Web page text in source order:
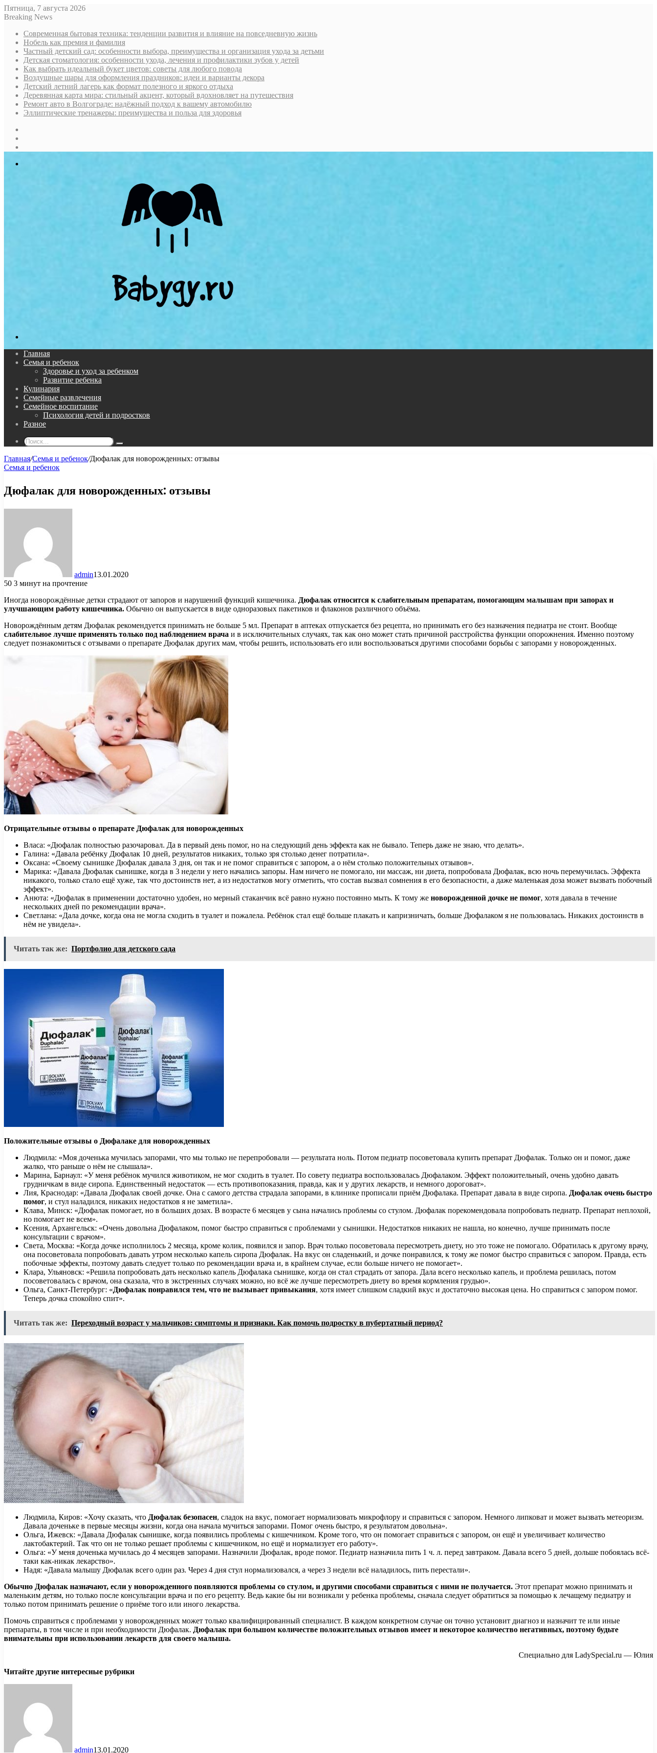
Пятница, 7 августа 2026
Breaking News
Современная бытовая техника: тенденции развития и влияние на повседневную жизнь
Нобель как премия и фамилия
Частный детский сад: особенности выбора, преимущества и организация ухода за детьми
Детская стоматология: особенности ухода, лечения и профилактики зубов у детей
Как выбрать идеальный букет цветов: советы для любого повода
Воздушные шары для оформления праздников: идеи и варианты декора
Детский летний лагерь как формат полезного и яркого отдыха
Деревянная карта мира: стильный акцент, который вдохновляет на путешествия
Ремонт авто в Волгограде: надёжный подход к вашему автомобилю
Эллиптические тренажеры: преимущества и польза для здоровья
Главная
Семья и ребенок
Здоровье и уход за ребенком
Развитие ребенка
Кулинария
Семейные развлечения
Семейное воспитание
Психология детей и подростков
Разное
Поиск...
Главная/Семья и ребенок/Дюфалак для новорожденных: отзывы
Семья и ребенок
Дюфалак для новорожденных: отзывы
admin13.01.2020
50 3 минут на прочтение
Иногда новорождённые детки страдают от запоров и нарушений функций кишечника. Дюфалак относится к слабительным препаратам, помогающим малышам при запорах и
улучшающим работу кишечника. Обычно он выпускается в виде одноразовых пакетиков и флаконов различного объёма.
Новорождённым детям Дюфалак рекомендуется принимать не больше 5 мл. Препарат в аптеках отпускается без рецепта, но принимать его без назначения педиатра не стоит. Вообще
слабительное лучше применять только под наблюдением врача и в исключительных случаях, так как оно может стать причиной расстройства функции опорожнения. Именно поэтому
следует познакомиться с отзывами о препарате Дюфалак других мам, чтобы решить, использовать его или воспользоваться другими способами борьбы с запорами у новорожденных.
Отрицательные отзывы о препарате Дюфалак для новорожденных
Власа: «Дюфалак полностью разочаровал. Да в первый день помог, но на следующий день эффекта как не бывало. Теперь даже не знаю, что делать».
Галина: «Давала ребёнку Дюфалак 10 дней, результатов никаких, только зря столько денег потратила».
Оксана: «Своему сынишке Дюфалак давала 3 дня, он так и не помог справиться с запором, а о нём столько положительных отзывов».
Марика: «Давала Дюфалак сынишке, когда в 3 недели у него начались запоры. Нам ничего не помогало, ни массаж, ни диета, попробовала Дюфалак, всю ночь перемучилась. Эффекта
никакого, только стало ещё хуже, так что достоинств нет, а из недостатков могу отметить, что состав вызвал сомнения в его безопасности, а даже маленькая доза может вызвать побочный
эффект».
Анюта: «Дюфалак в применении достаточно удобен, но мерный стаканчик всё равно нужно постоянно мыть. К тому же новорожденной дочке не помог, хотя давала в течение
нескольких дней по рекомендации врача».
Светлана: «Дала дочке, когда она не могла сходить в туалет и пожалела. Ребёнок стал ещё больше плакать и капризничать, больше Дюфалаком я не пользовалась. Никаких достоинств в
нём не увидела».
Читать так же: Портфолио для детского сада
Положительные отзывы о Дюфалаке для новорожденных
Людмила: «Моя доченька мучилась запорами, что мы только не перепробовали — результата ноль. Потом педиатр посоветовала купить препарат Дюфалак. Только он и помог, даже
жалко, что раньше о нём не слышала».
Марина, Барнаул: «У меня ребёнок мучился животиком, не мог сходить в туалет. По совету педиатра воспользовалась Дюфалаком. Эффект положительный, очень удобно давать
грудничкам в виде сиропа. Единственный недостаток — есть противопоказания, правда, как и у других лекарств, и немного дороговат».
Лия, Краснодар: «Давала Дюфалак своей дочке. Она с самого детства страдала запорами, в клинике прописали приём Дюфалака. Препарат давала в виде сиропа. Дюфалак очень быстро
помог, и стул наладился, никаких недостатков я не заметила».
Клава, Минск: «Дюфалак помогает, но в больших дозах. В возрасте 6 месяцев у сына начались проблемы со стулом. Дюфалак порекомендовала попробовать педиатр. Препарат неплохой,
но помогает не всем».
Ксения, Архангельск: «Очень довольна Дюфалаком, помог быстро справиться с проблемами у сынишки. Недостатков никаких не нашла, но конечно, лучше принимать после
консультации с врачом».
Света, Москва: «Когда дочке исполнилось 2 месяца, кроме колик, появился и запор. Врач только посоветовала пересмотреть диету, но это тоже не помогало. Обратилась к другому врачу,
она посоветовала попробовать давать утром несколько капель сиропа Дюфалак. На вкус он сладенький, и дочке понравился, к тому же помог быстро справиться с запором. Правда, есть
побочные эффекты, поэтому давать следует только по рекомендации врача и, в крайнем случае, если больше ничего не помогает».
Клара, Ульяновск: «Решила попробовать дать несколько капель Дюфалака сынишке, когда он стал страдать от запора. Дала всего несколько капель, и проблема решилась, потом
посоветовалась с врачом, она сказала, что в экстренных случаях можно, но всё же лучше пересмотреть диету во время кормления грудью».
Ольга, Санкт-Петербург: «Дюфалак понравился тем, что не вызывает привыкания, хотя имеет слишком сладкий вкус и достаточно высокая цена. Но справиться с запором помог.
Теперь дочка спокойно спит».
Читать так же: Переходный возраст у мальчиков: симптомы и признаки. Как помочь подростку в пубертатный период?
Людмила, Киров: «Хочу сказать, что Дюфалак безопасен, сладок на вкус, помогает нормализовать микрофлору и справиться с запором. Немного липковат и может вызвать метеоризм.
Давала доченьке в первые месяцы жизни, когда она начала мучиться запорами. Помог очень быстро, я результатом довольна».
Ольга, Ижевск: «Давала Дюфалак сынишке, когда появились проблемы с кишечником. Кроме того, что он помогает справиться с запором, он ещё и увеличивает количество
лактобактерий. Так что он не только решает проблемы с кишечником, но ещё и нормализует его работу».
Ольга: «У меня доченька мучилась до 4 месяцев запорами. Назначили Дюфалак, вроде помог. Педиатр назначила пить 1 ч. л. перед завтраком. Давала всего 5 дней, дольше побоялась всё-
таки как-никак лекарство».
Надя: «Давала малышу Дюфалак всего один раз. Через 4 дня стул нормализовался, а через 3 недели всё наладилось, пить перестали».
Обычно Дюфалак назначают, если у новорожденного появляются проблемы со стулом, и другими способами справиться с ними не получается. Этот препарат можно принимать и
маленьким детям, но только после консультации врача и по его рецепту. Ведь какие бы ни возникали у ребенка проблемы, сначала следует обратиться за помощью к лечащему педиатру и
только потом принимать решение о приёме того или иного лекарства.
Помочь справиться с проблемами у новорожденных может только квалифицированный специалист. В каждом конкретном случае он точно установит диагноз и назначит те или иные
препараты, в том числе и при необходимости Дюфалак. Дюфалак при большом количестве положительных отзывов имеет и некоторое количество негативных, поэтому будьте
внимательны при использовании лекарств для своего малыша.
Специально для LadySpecial.ru — Юлия
Читайте другие интересные рубрики
admin13.01.2020